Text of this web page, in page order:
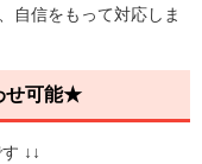
自信をもって対応しま
せ可能★
↓↓